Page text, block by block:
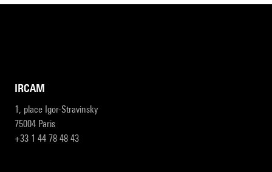
IRCAM
1, place Igor-Stravinsky
75004 Paris
+33 1 44 78 48 43